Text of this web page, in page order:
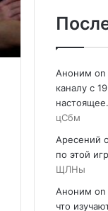
Аноним on
каналу с
настоящее.
цСбм
Аресений
по этой
ЩЛНы
Аноним on
что